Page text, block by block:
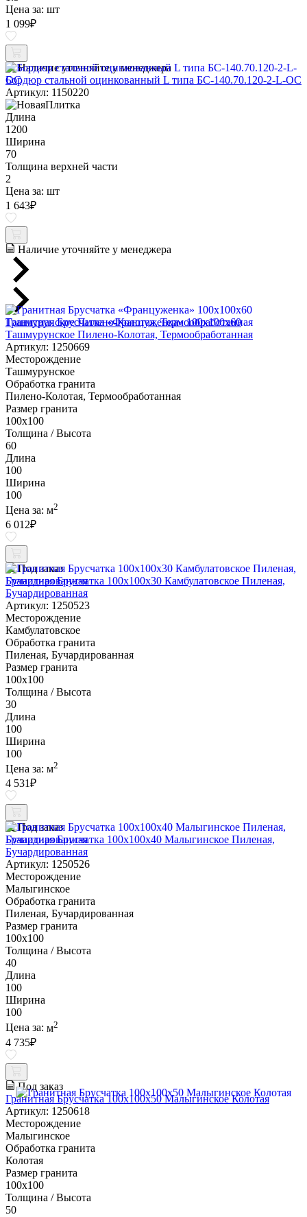
Цена за: шт
1 099₽
Наличие уточняйте у менеджера
Бордюр стальной оцинкованный L типа БС-140.70.120-2-L-ОС
Артикул: 1150220
Длина
1200
Ширина
70
Толщина верхней части
2
Цена за: шт
1 643₽
Наличие уточняйте у менеджера
Гранитная Брусчатка «Француженка» 100х100x60
Ташмурунское Пилено-Колотая, Термообработанная
Артикул: 1250669
Месторождение
Ташмурунское
Обработка гранита
Пилено-Колотая, Термообработанная
Размер гранита
100х100
Толщина / Высота
60
Длина
100
Ширина
100
Цена за: м2
6 012₽
Под заказ
Гранитная Брусчатка 100х100x30 Камбулатовское Пиленая,
Бучардированная
Артикул: 1250523
Месторождение
Камбулатовское
Обработка гранита
Пиленая, Бучардированная
Размер гранита
100х100
Толщина / Высота
30
Длина
100
Ширина
100
Цена за: м2
4 531₽
Под заказ
Гранитная Брусчатка 100х100x40 Малыгинское Пиленая,
Бучардированная
Артикул: 1250526
Месторождение
Малыгинское
Обработка гранита
Пиленая, Бучардированная
Размер гранита
100х100
Толщина / Высота
40
Длина
100
Ширина
100
Цена за: м2
4 735₽
Под заказ
Гранитная Брусчатка 100х100x50 Малыгинское Колотая
Артикул: 1250618
Месторождение
Малыгинское
Обработка гранита
Колотая
Размер гранита
100х100
Толщина / Высота
50